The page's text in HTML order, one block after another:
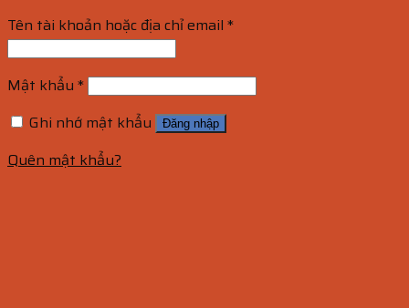
Tên tài khoản hoặc địa chỉ email *
Mật khẩu *
Ghi nhớ mật khẩu
Đăng nhập
Quên mật khẩu?